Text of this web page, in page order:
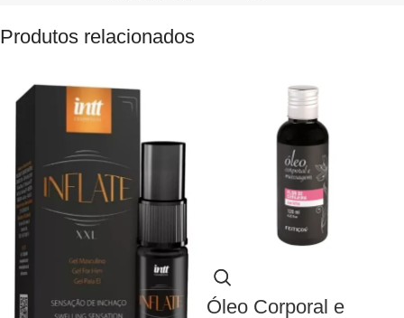
Produtos relacionados
Óleo Corporal e